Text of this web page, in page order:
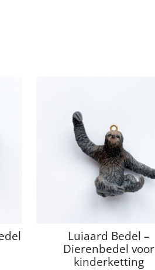
Luiaard Bedel –
Dierenbedel voor
kinderketting